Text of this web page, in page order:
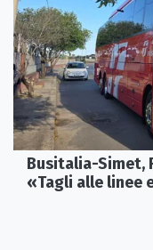
Busitalia-Simet,
«Tagli alle linee